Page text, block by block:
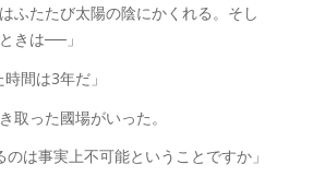
ふたたび太陽の陰にかくれる。そし
きは──」
間は3年だ」
った國場がいった。
のは事実上不可能ということですか」